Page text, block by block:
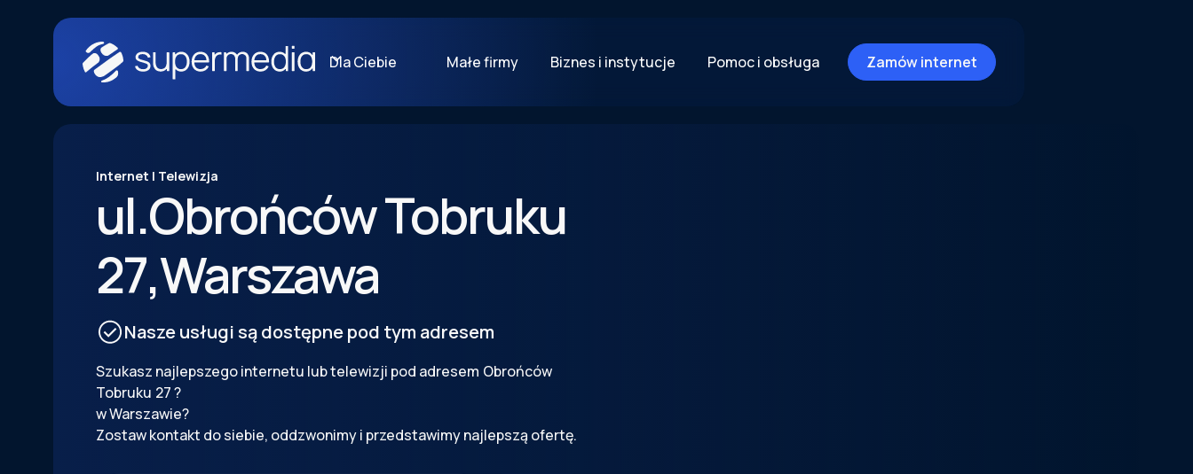
Dla Ciebie Małe firmy Biznes i instytucje Pomoc i obsługa Zamów internet
Internet | Telewizja
ul.Obrońców Tobruku
27,Warszawa
Nasze usługi są dostępne pod tym adresem
Szukasz najlepszego internetu lub telewizji pod adresem Obrońców
Tobruku 27?
w Warszawie?
Zostaw kontakt do siebie, oddzwonimy i przedstawimy najlepszą ofertę.